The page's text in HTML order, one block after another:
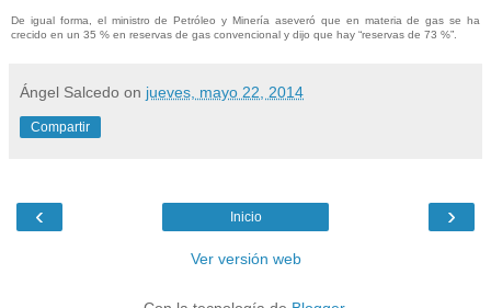
De igual forma, el ministro de Petróleo y Minería aseveró que en materia de gas se ha
crecido en un 35 % en reservas de gas convencional y dijo que hay “reservas de 73 %”.
Ángel Salcedo on jueves, mayo 22, 2014
Compartir
‹ ›
Inicio
Ver versión web